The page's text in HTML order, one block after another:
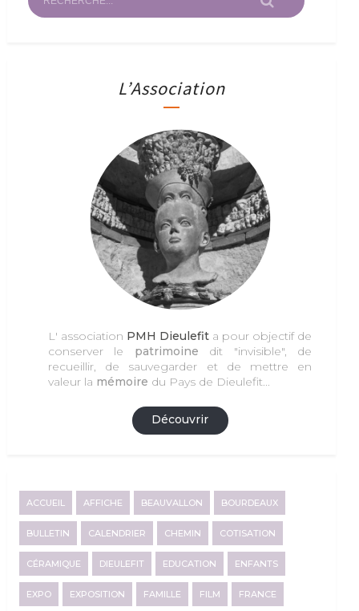
L’Association
L' association PMH Dieulefit a pour objectif de
conserver le patrimoine dit "invisible", de
recueillir, de sauvegarder et de mettre en
valeur la mémoire du Pays de Dieulefit...
Découvrir
ACCUEIL AFFICHE BEAUVALLON BOURDEAUX
BULLETIN CALENDRIER CHEMIN COTISATION
CÉRAMIQUE DIEULEFIT EDUCATION ENFANTS
EXPO EXPOSITION FAMILLE FILM FRANCE